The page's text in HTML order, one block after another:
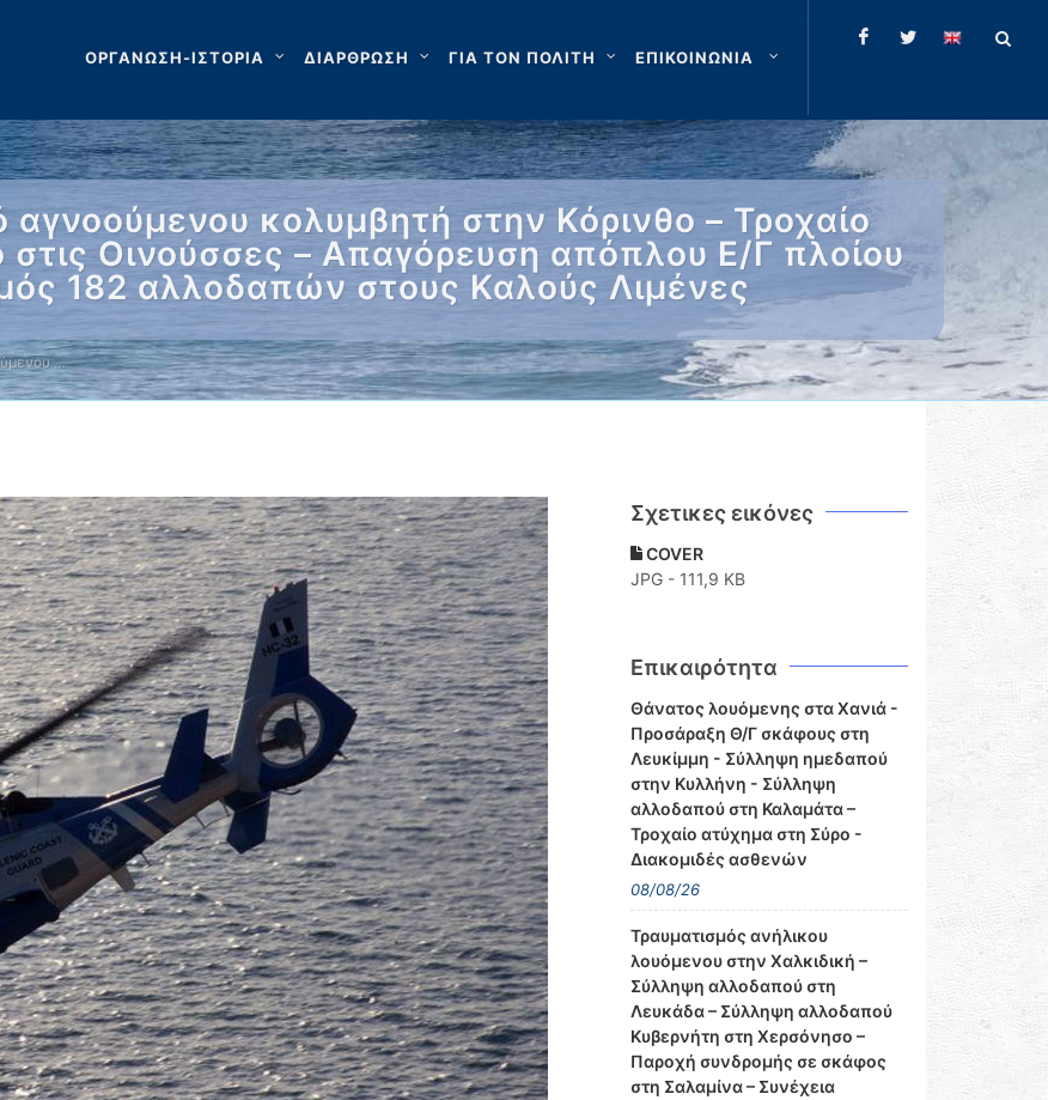
ΟΡΓΑΝΩΣΗ-ΙΣΤΟΡΙΑ ΔΙΑΡΘΡΩΣΗ ΓΙΑ ΤΟΝ ΠΟΛΙΤΗ ΕΠΙΚΟΙΝΩΝΙΑ
κολυμβητή στην Κόρινθο – Τροχαίο
Οινούσσες – Απαγόρευση απόπλου Ε/Γ πλοίου
182 αλλοδαπών στους Καλούς Λιμένες
…
Σχετικες εικόνες
COVER
JPG - 111,9 KB
Επικαιρότητα
Θάνατος λουόμενης στα Χανιά -
Προσάραξη Θ/Γ σκάφους στη
Λευκίμμη - Σύλληψη ημεδαπού
στην Κυλλήνη - Σύλληψη
αλλοδαπού στη Καλαμάτα –
Τροχαίο ατύχημα στη Σύρο -
Διακομιδές ασθενών
08/08/26
Τραυματισμός ανήλικου
λουόμενου στην Χαλκιδική –
Σύλληψη αλλοδαπού στη
Λευκάδα – Σύλληψη αλλοδαπού
Κυβερνήτη στη Χερσόνησο –
Παροχή συνδρομής σε σκάφος
στη Σαλαμίνα – Συνέχεια